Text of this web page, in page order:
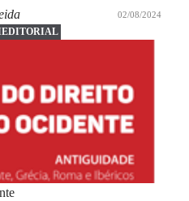
02/08/2024